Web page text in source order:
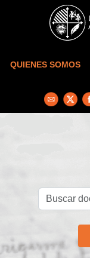
Skip to main content
QUIENES SOMOS